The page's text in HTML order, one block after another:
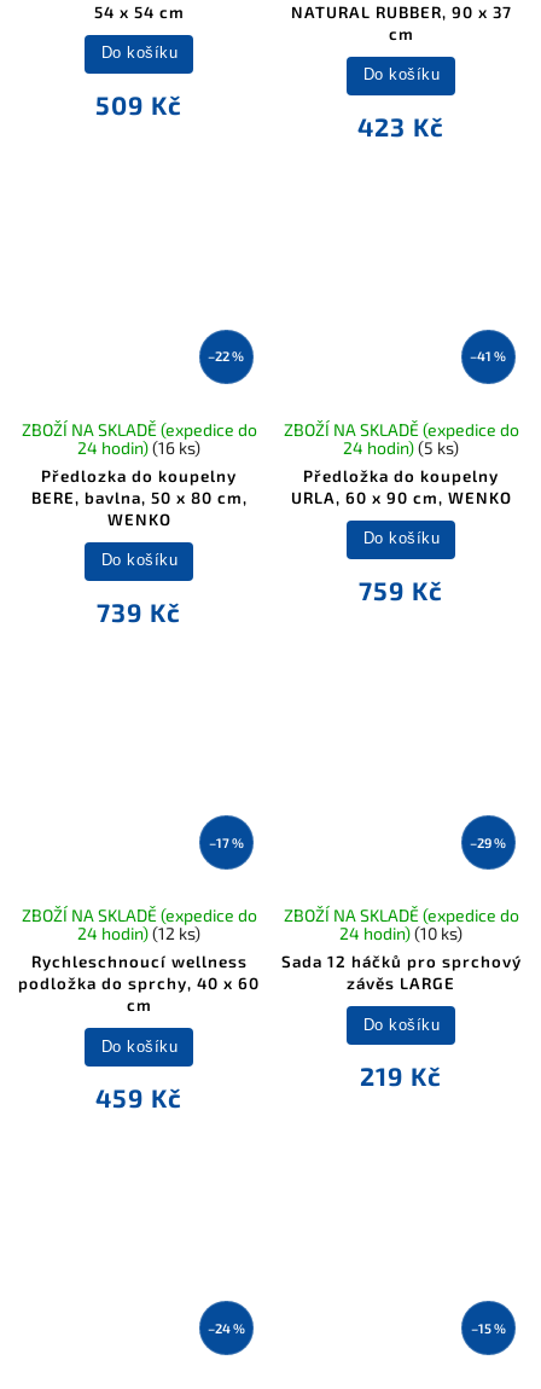
54 x 54 cm
509 Kč
Do košíku
NATURAL RUBBER, 90 x 37
cm
423 Kč
Do košíku
–22 %
Předlozka do koupelny
BERE, bavlna, 50 x 80 cm,
WENKO
ZBOŽÍ NA SKLADĚ (expedice do
24 hodin)(16 ks)
739 Kč
Do košíku
–41 %
Předložka do koupelny
URLA, 60 x 90 cm, WENKO
ZBOŽÍ NA SKLADĚ (expedice do
24 hodin)(5 ks)
759 Kč
Do košíku
–17 %
Rychleschnoucí wellness
podložka do sprchy, 40 x 60
cm
ZBOŽÍ NA SKLADĚ (expedice do
24 hodin)(12 ks)
459 Kč
Do košíku
–29 %
Sada 12 háčků pro sprchový
závěs LARGE
ZBOŽÍ NA SKLADĚ (expedice do
24 hodin)(10 ks)
219 Kč
Do košíku
–24 % –15 %